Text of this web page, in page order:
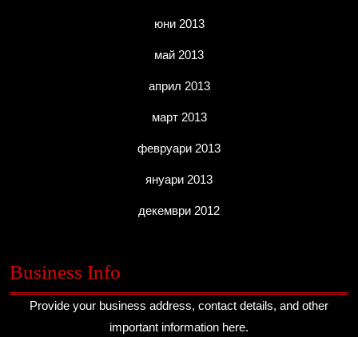
юни 2013
май 2013
април 2013
март 2013
февруари 2013
януари 2013
декември 2012
Business Info
Provide your business address, contact details, and other
important information here.